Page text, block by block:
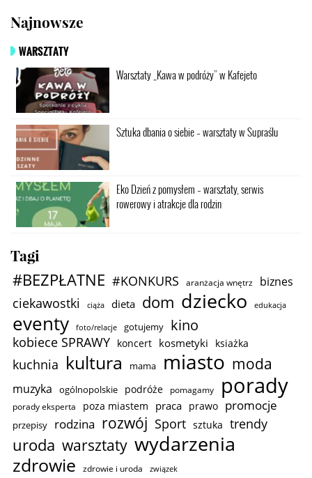
Najnowsze
WARSZTATY
Warsztaty „Kawa w podróży” w Kafejeto
Sztuka dbania o siebie – warsztaty w Supraślu
Eko Dzień z pomysłem – warsztaty, serwis
rowerowy i atrakcje dla rodzin
Tagi
#BEZPŁATNE #KONKURS aranżacja wnętrz biznes
ciekawostki ciąża dieta dom dziecko edukacja
eventy foto/relacje gotujemy kino
kobiece SPRAWY koncert kosmetyki ksiażka
kuchnia kultura mama miasto moda
muzyka ogólnopolskie podróże pomagamy porady
porady eksperta poza miastem praca prawo promocje
przepisy rodzina rozwój Sport sztuka trendy
uroda warsztaty wydarzenia
zdrowie zdrowie i uroda związek